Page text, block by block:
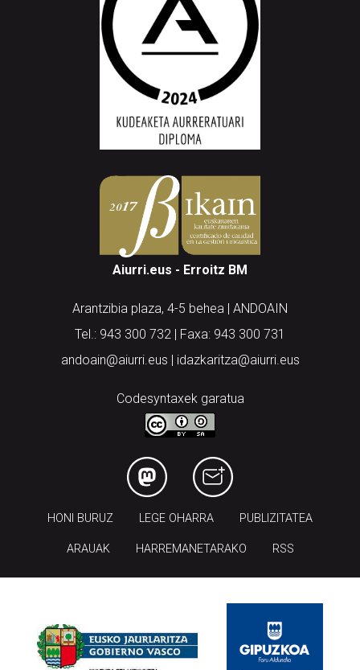
Aiurri.eus - Erroitz BM
Arantzibia plaza, 4-5 behea | ANDOAIN
Tel.: 943 300 732 | Faxa: 943 300 731
andoain@aiurri.eus | idazkaritza@aiurri.eus
Codesyntaxek garatua
HONI BURUZ LEGE OHARRA PUBLIZITATEA
ARAUAK HARREMANETARAKO RSS